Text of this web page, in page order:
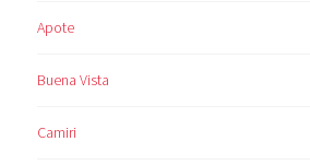
Apote
Buena Vista
Camiri